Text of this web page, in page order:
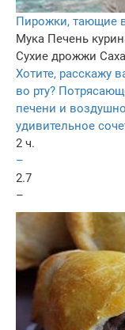
Пирожки, тающие
Мука Печень
Сухие дрожжи
Хотите, расскажу
во рту?
печени и
удивительное
2 ч.
–
2.7
–